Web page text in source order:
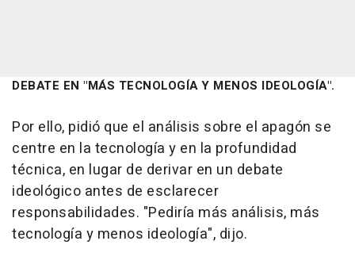
DEBATE EN "MÁS TECNOLOGÍA Y MENOS IDEOLOGÍA".
Por ello, pidió que el análisis sobre el apagón se
centre en la tecnología y en la profundidad
técnica, en lugar de derivar en un debate
ideológico antes de esclarecer
responsabilidades. "Pediría más análisis, más
tecnología y menos ideología", dijo.